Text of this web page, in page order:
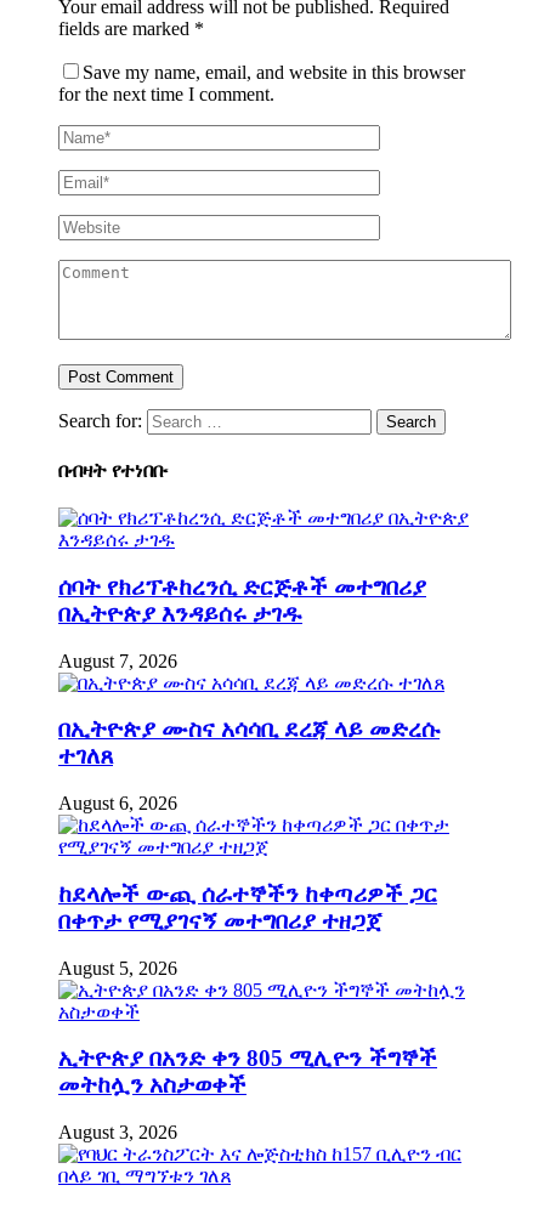
Your email address will not be published. Required
fields are marked *
Save my name, email, and website in this browser
for the next time I comment.
Search for:
በብዛት የተነበቡ
ሰባት የክሪፕቶከረንሲ ድርጅቶች መተግበሪያ
በኢትዮጵያ እንዳይሰሩ ታገዱ
August 7, 2026
በኢትዮጵያ ሙስና አሳሳቢ ደረጃ ላይ መድረሱ
ተገለጸ
August 6, 2026
ከደላሎች ውጪ ሰራተኞችን ከቀጣሪዎች ጋር
በቀጥታ የሚያገናኝ መተግበሪያ ተዘጋጀ
August 5, 2026
ኢትዮጵያ በአንድ ቀን 805 ሚሊዮን ችግኞች
መትከሏን አስታወቀች
August 3, 2026